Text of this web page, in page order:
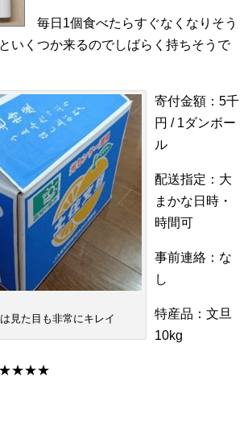
毎日1個食べたらすぐなくなりそう
いくつか来るのでしばらく持ちそうで
見た目も非常にキレイ
寄付金額：5千
円 / 1ダンボー
ル
配送指定：大
まかな日時・
時間可
事前連絡：な
し
特産品：文旦
10kg